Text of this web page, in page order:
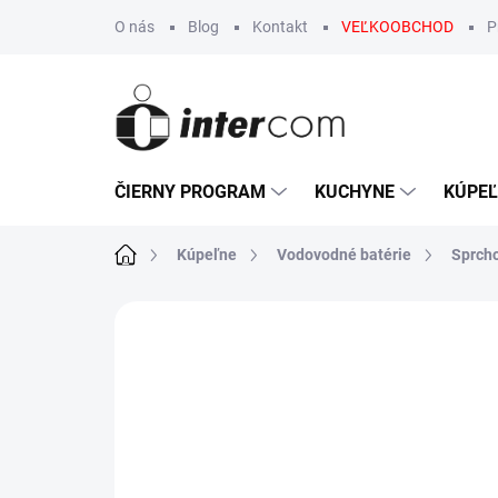
O nás Blog Kontakt VEĽKOOBCHOD
ČIERNY PROGRAM KUCHYNE
DomovKúpeľne Vodovodné batérie